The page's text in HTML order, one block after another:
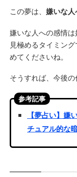
この夢は、 嫌いな
嫌いな人への感情
見極めるタイミン
めてくださいね。
そうすれば、今後の
参考記事
【夢占い】嫌
チュアル的な